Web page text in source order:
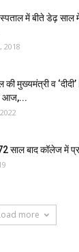
में बीते डेढ़ साल
2018
की मुख्यमंत्री व
आज,...
साल बाद कॉलेज में
more